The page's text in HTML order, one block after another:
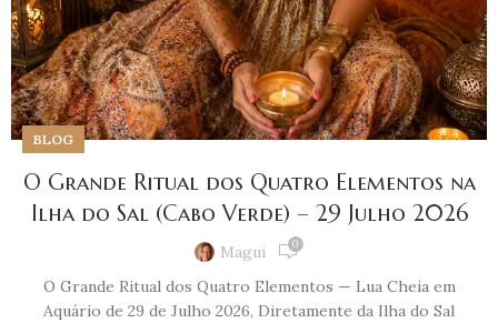
BLOG
O Grande Ritual dos Quatro Elementos na
Ilha do Sal (Cabo Verde) – 29 Julho 2026
Magui 0
O Grande Ritual dos Quatro Elementos — Lua Cheia em
Aquário de 29 de Julho 2026, Diretamente da Ilha do Sal